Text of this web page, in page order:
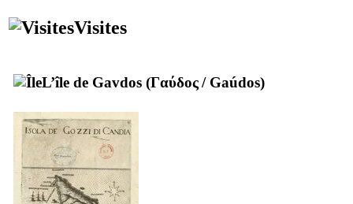
Visites
L’île de Gavdos (Γαύδος/ Gaúdos)